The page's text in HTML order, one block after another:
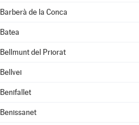
Barberà de la Conca
Batea
Bellmunt del Priorat
Bellvei
Benifallet
Benissanet